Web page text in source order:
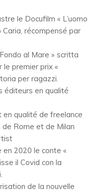
le Docufilm « L’uomo
Caria, récompensé par
al Mare » scritta
le premier prix «
per ragazzi.
éditeurs en qualité
en qualité de freelance
Rome et de Milan
en 2020 le conte «
il Covid con la
de la nouvelle